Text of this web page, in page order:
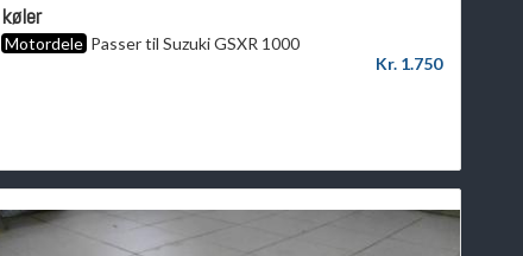
køler
MotordelePasser til Suzuki GSXR 1000
Kr. 1.750